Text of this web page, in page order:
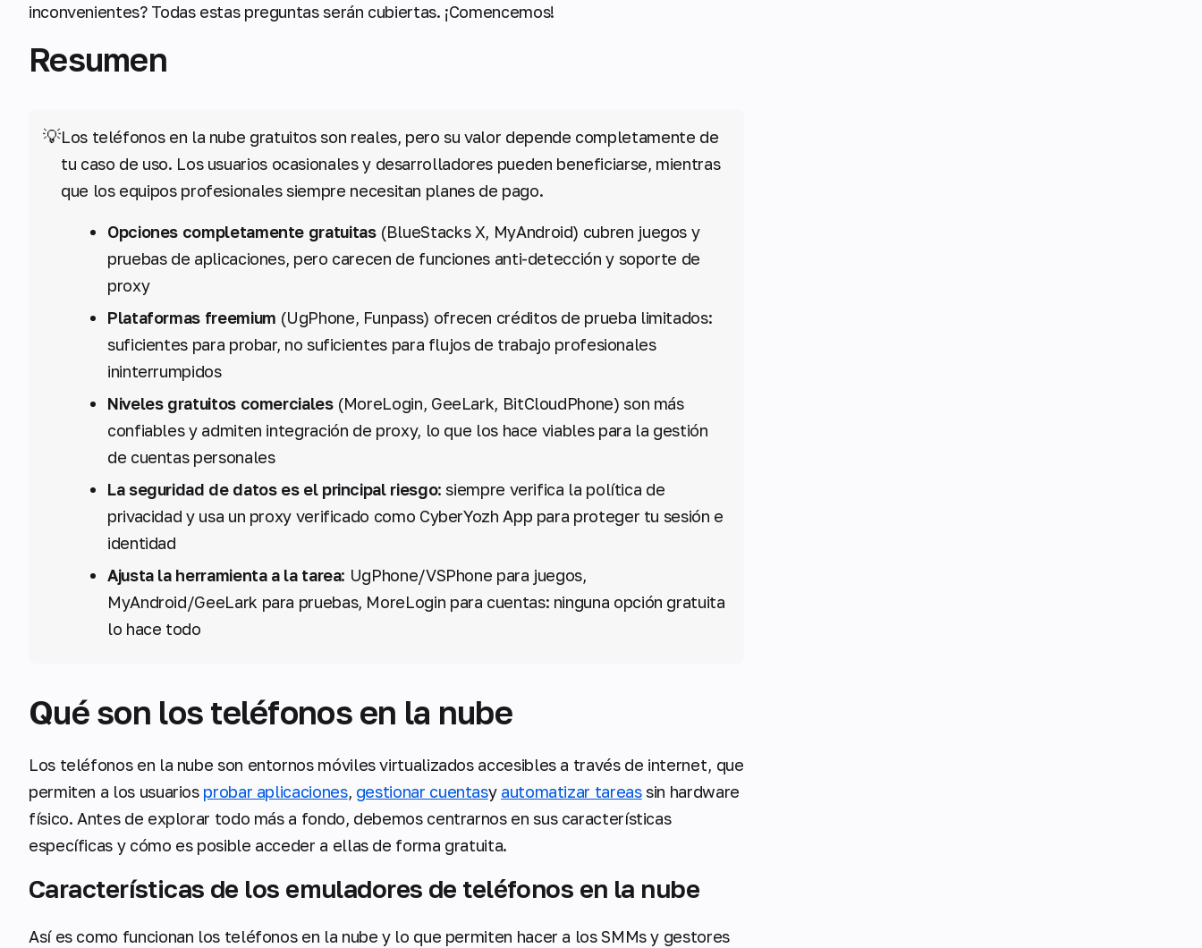
inconvenientes? Todas estas preguntas serán cubiertas. ¡Comencemos!
Resumen
💡Los teléfonos en la nube gratuitos son reales, pero su valor depende completamente de
tu caso de uso. Los usuarios ocasionales y desarrolladores pueden beneficiarse, mientras
que los equipos profesionales siempre necesitan planes de pago.
Opciones completamente gratuitas(BlueStacks X, MyAndroid) cubren juegos y
pruebas de aplicaciones, pero carecen de funciones anti-detección y soporte de
proxy
Plataformas freemium (UgPhone, Funpass) ofrecen créditos de prueba limitados:
suficientes para probar, no suficientes para flujos de trabajo profesionales
ininterrumpidos
Niveles gratuitos comerciales(MoreLogin, GeeLark, BitCloudPhone) son más
confiables y admiten integración de proxy, lo que los hace viables para la gestión
de cuentas personales
La seguridad de datos es el principal riesgo: siempre verifica la política de
privacidad y usa un proxy verificado como CyberYozh App para proteger tu sesión e
identidad
Ajusta la herramienta a la tarea: UgPhone/VSPhone para juegos,
MyAndroid/GeeLark para pruebas, MoreLogin para cuentas: ninguna opción gratuita
lo hace todo
Qué son los teléfonos en la nube
Los teléfonos en la nube son entornos móviles virtualizados accesibles a través de internet, que
permiten a los usuarios probar aplicaciones, gestionar cuentasy automatizar tareassin hardware
físico. Antes de explorar todo más a fondo, debemos centrarnos en sus características
específicas y cómo es posible acceder a ellas de forma gratuita.
Características de los emuladores de teléfonos en la nube
Así es como funcionan los teléfonos en la nube y lo que permiten hacer a los SMMs y gestores